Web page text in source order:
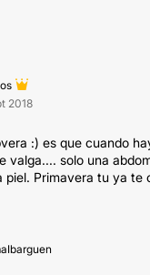
2018
:) es que cuando
valga.... solo una
piel. Primavera tu ya te